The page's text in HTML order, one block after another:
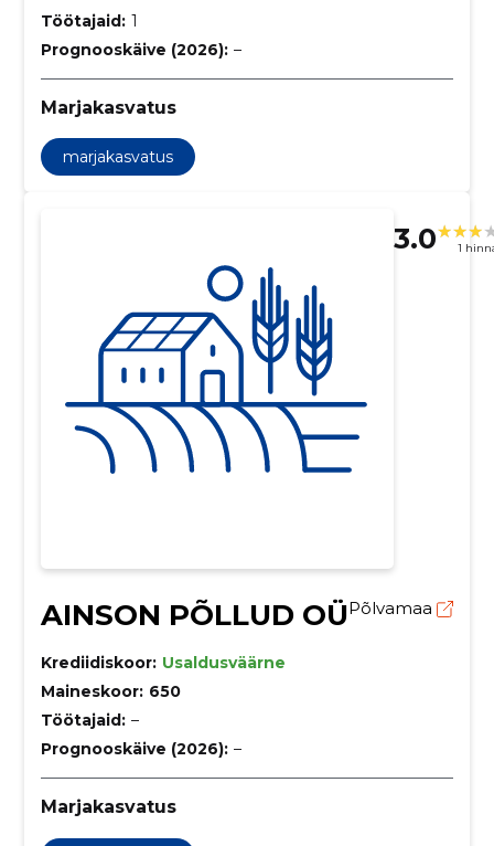
Töötajaid: 1
Prognooskäive (2026): –
Marjakasvatus
marjakasvatus
3.0 1
AINSON PÕLLUD OÜPõlvamaa
Krediidiskoor: Usaldusväärne
Maineskoor: 650
Töötajaid: –
Prognooskäive (2026): –
Marjakasvatus